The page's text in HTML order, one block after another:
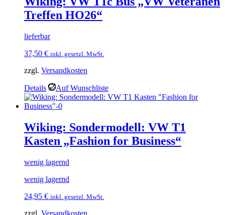
Treffen HO26“
lieferbar
37,50 € inkl. gesetzl. MwSt.
zzgl. Versandkosten
Details Auf Wunschliste
Wiking: Sondermodell: VW T1
Kasten „Fashion for Business“
wenig lagernd
wenig lagernd
24,95 € inkl. gesetzl. MwSt.
zzgl. Versandkosten